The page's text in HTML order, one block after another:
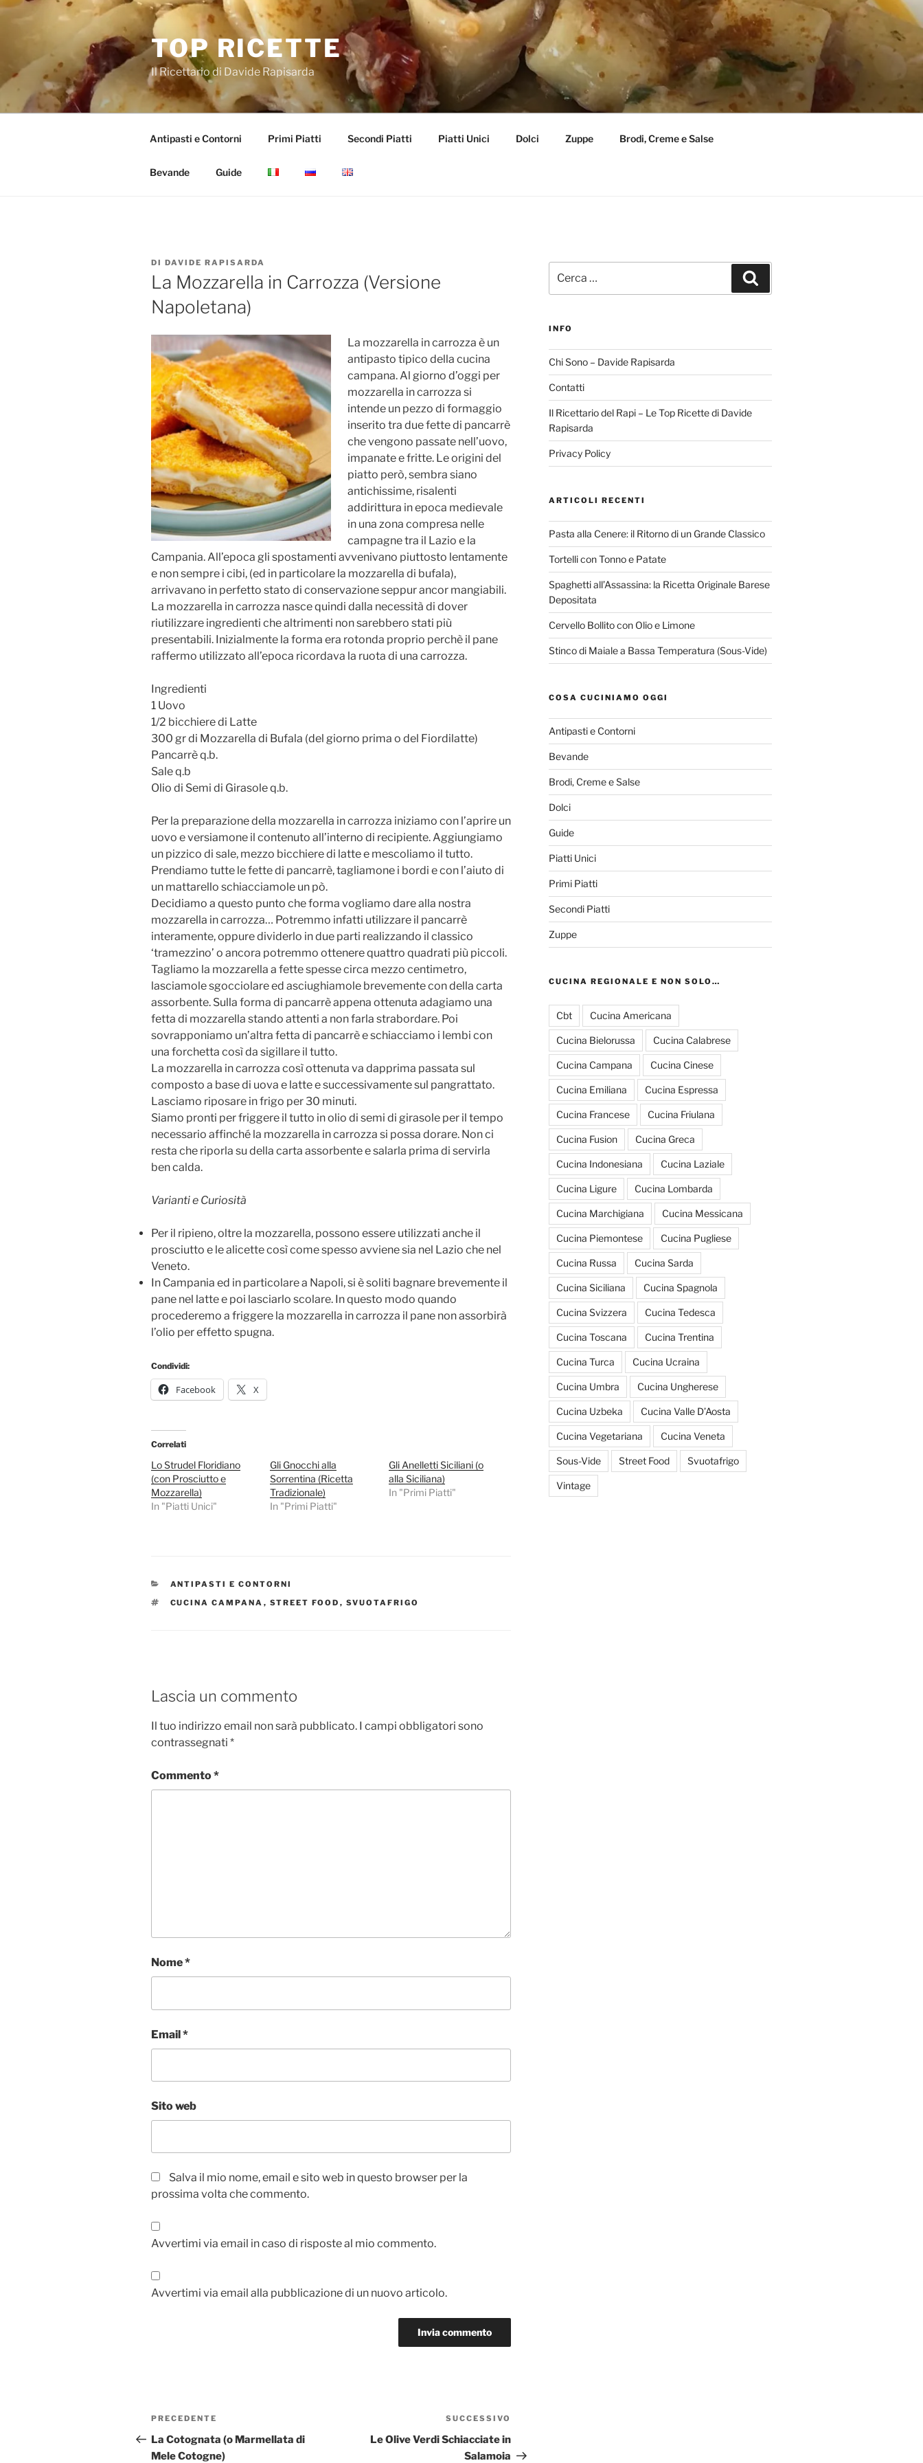
Salta
TOP RICETTE
Il Ricettario di Davide Rapisarda
Antipasti e Contorni Primi Piatti Secondi Piatti Piatti Unici Dolci Zuppe Brodi, Creme e Salse
Bevande Guide
PUBBLICATO
IL
DI DAVIDE RAPISARDA
La Mozzarella in Carrozza (Versione
Napoletana)
La mozzarella in carrozza è un
antipasto tipico della cucina
campana. Al giorno d’oggi per
mozzarella in carrozza si
intende un pezzo di formaggio
inserito tra due fette di pancarrè
che vengono passate nell’uovo,
impanate e fritte. Le origini del
piatto però, sembra siano
antichissime, risalenti
addirittura in epoca medievale
in una zona compresa nelle
campagne tra il Lazio e la
Campania. All’epoca gli spostamenti avvenivano piuttosto lentamente
e non sempre i cibi, (ed in particolare la mozzarella di bufala),
arrivavano in perfetto stato di conservazione seppur ancor mangiabili.
La mozzarella in carrozza nasce quindi dalla necessità di dover
riutilizzare ingredienti che altrimenti non sarebbero stati più
presentabili. Inizialmente la forma era rotonda proprio perchè il pane
raffermo utilizzato all’epoca ricordava la ruota di una carrozza.
Ingredienti
1 Uovo
1/2 bicchiere di Latte
300 gr di Mozzarella di Bufala (del giorno prima o del Fiordilatte)
Pancarrè q.b.
Sale q.b
Olio di Semi di Girasole q.b.
Per la preparazione della mozzarella in carrozza iniziamo con l’aprire un
uovo e versiamone il contenuto all’interno di recipiente. Aggiungiamo
un pizzico di sale, mezzo bicchiere di latte e mescoliamo il tutto.
Prendiamo tutte le fette di pancarrè, tagliamone i bordi e con l’aiuto di
un mattarello schiacciamole un pò.
Decidiamo a questo punto che forma vogliamo dare alla nostra
mozzarella in carrozza… Potremmo infatti utilizzare il pancarrè
interamente, oppure dividerlo in due parti realizzando il classico
‘tramezzino’ o ancora potremmo ottenere quattro quadrati più piccoli.
Tagliamo la mozzarella a fette spesse circa mezzo centimetro,
lasciamole sgocciolare ed asciughiamole brevemente con della carta
assorbente. Sulla forma di pancarrè appena ottenuta adagiamo una
fetta di mozzarella stando attenti a non farla strabordare. Poi
sovrapponiamo un’altra fetta di pancarrè e schiacciamo i lembi con
una forchetta così da sigillare il tutto.
La mozzarella in carrozza così ottenuta va dapprima passata sul
composto a base di uova e latte e successivamente sul pangrattato.
Lasciamo riposare in frigo per 30 minuti.
Siamo pronti per friggere il tutto in olio di semi di girasole per il tempo
necessario affinché la mozzarella in carrozza si possa dorare. Non ci
resta che riporla su della carta assorbente e salarla prima di servirla
ben calda.
Varianti e Curiosità
Per il ripieno, oltre la mozzarella, possono essere utilizzati anche il
prosciutto e le alicette così come spesso avviene sia nel Lazio che nel
Veneto.
In Campania ed in particolare a Napoli, si è soliti bagnare brevemente il
pane nel latte e poi lasciarlo scolare. In questo modo quando
procederemo a friggere la mozzarella in carrozza il pane non assorbirà
l’olio per effetto spugna.
Condividi:
Facebook X
Correlati
Lo Strudel Floridiano
(con Prosciutto e
Mozzarella)
In "Piatti Unici"
Gli Gnocchi alla
Sorrentina (Ricetta
Tradizionale)
In "Primi Piatti"
Gli Anelletti Siciliani (o
alla Siciliana)
In "Primi Piatti"
CATEGORIE
ANTIPASTI E CONTORNI
TAG
CUCINA CAMPANA , STREET FOOD , SVUOTAFRIGO
Lascia un commento
Il tuo indirizzo email non sarà pubblicato. I campi obbligatori sono
contrassegnati *
Commento*
Nome*
Email*
Sito web
Salva il mio nome, email e sito web in questo browser per la
prossima volta che commento.
Avvertimi via email in caso di risposte al mio commento.
Avvertimi via email alla pubblicazione di un nuovo articolo.
Navigazione
articoli
Articolo
precedente:
PRECEDENTE
La Cotognata (o Marmellata di
Mele Cotogne)
successivo
SUCCESSIVO
Le Olive Verdi Schiacciate in
Salamoia
INFO
Chi Sono – Davide Rapisarda
Contatti
Il Ricettario del Rapi – Le Top Ricette di Davide
Rapisarda
Privacy Policy
ARTICOLI RECENTI
Pasta alla Cenere: il Ritorno di un Grande Classico
Tortelli con Tonno e Patate
Spaghetti all’Assassina: la Ricetta Originale Barese
Depositata
Cervello Bollito con Olio e Limone
Stinco di Maiale a Bassa Temperatura (Sous-Vide)
COSA CUCINIAMO OGGI
Antipasti e Contorni
Bevande
Brodi, Creme e Salse
Dolci
Guide
Piatti Unici
Primi Piatti
Secondi Piatti
Zuppe
CUCINA REGIONALE E NON SOLO…
Cbt Cucina Americana
Cucina Bielorussa Cucina Calabrese
Cucina Campana Cucina Cinese
Cucina Emiliana Cucina Espressa
Cucina Francese Cucina Friulana
Cucina Fusion Cucina Greca
Cucina Indonesiana Cucina Laziale
Cucina Ligure Cucina Lombarda
Cucina Marchigiana Cucina Messicana
Cucina Piemontese Cucina Pugliese
Cucina Russa Cucina Sarda
Cucina Siciliana Cucina Spagnola
Cucina Svizzera Cucina Tedesca
Cucina Toscana Cucina Trentina
Cucina Turca Cucina Ucraina
Cucina Umbra Cucina Ungherese
Cucina Uzbeka Cucina Valle D’Aosta
Cucina Vegetariana Cucina Veneta
Sous-Vide Street Food Svuotafrigo
Vintage